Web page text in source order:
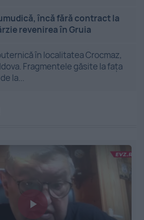
încă fără contract la
revenirea în Gruia
în localitatea Crocmaz,
Fragmentele găsite la fața
la...